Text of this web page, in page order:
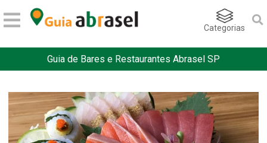
Categorias
Guia de Bares e Restaurantes Abrasel SP